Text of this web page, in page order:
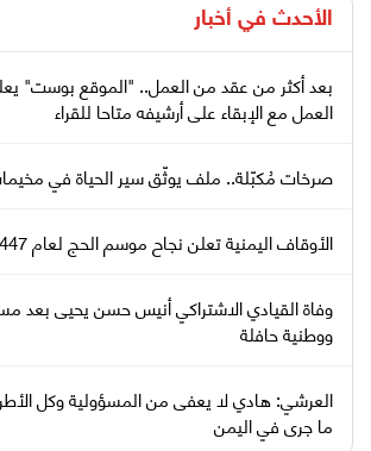
الأحدث في أخبار
بعد أكثر من عقد من العمل.. "الموقع بوست"
العمل مع الإبقاء على أرشيفه متاحا للقراء
صرخات مُكبّلة.. ملف يوثّق سير الحياة في
الأوقاف اليمنية تعلن نجاح موسم الحج لعام 1447هـ
وفاة القيادي الاشتراكي أنيس حسن يحيى بعد
ووطنية حافلة
العرشي: هادي لا يعفى من المسؤولية وكل
ما جرى في اليمن